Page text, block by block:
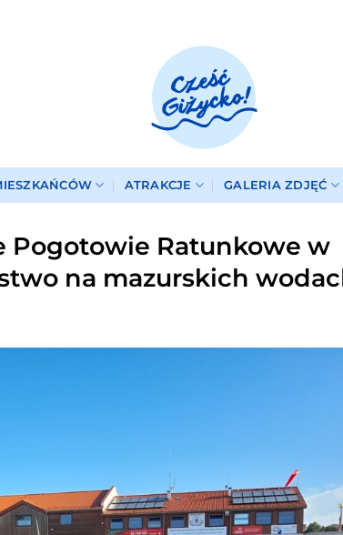
ATRAKCJE GALERIA ZDJĘĆ
Pogotowie Ratunkowe w
na mazurskich